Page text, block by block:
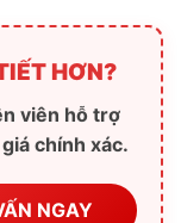
HƠN?
viên hỗ trợ
chính xác.
NGAY